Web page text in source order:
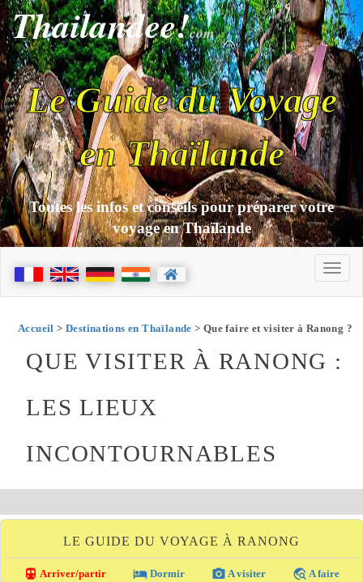
Thailandee!com
Le Guide du Voyage
en Thaïlande
Toutes les infos et conseils pour préparer votre
voyage en Thaïlande
Accueil > Destinations en Thaïlande > Que faire et visiter à Ranong ?
QUE VISITER À RANONG :
LES LIEUX
INCONTOURNABLES
LE GUIDE DU VOYAGE À RANONG
directions_transit Arriver/partir local_hotel Dormir photo_camera A visiter travel_explore A faire